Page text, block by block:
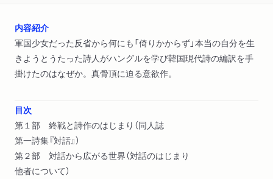
内容紹介
軍国少女だった反省から何にも「倚りかからず」本当の自分を生
きようとうたった詩人がハングルを学び韓国現代詩の編訳を手
掛けたのはなぜか。真骨頂に迫る意欲作。
目次
第１部 終戦と詩作のはじまり（同人誌
第一詩集『対話』）
第２部 対話から広がる世界（対話のはじまり
他者について）